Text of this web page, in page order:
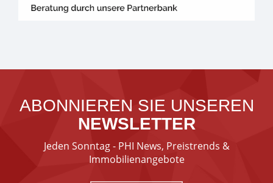
ABONNIEREN SIE UNSEREN
NEWSLETTER
Jeden Sonntag - PHI News, Preistrends &
Immobilienangebote